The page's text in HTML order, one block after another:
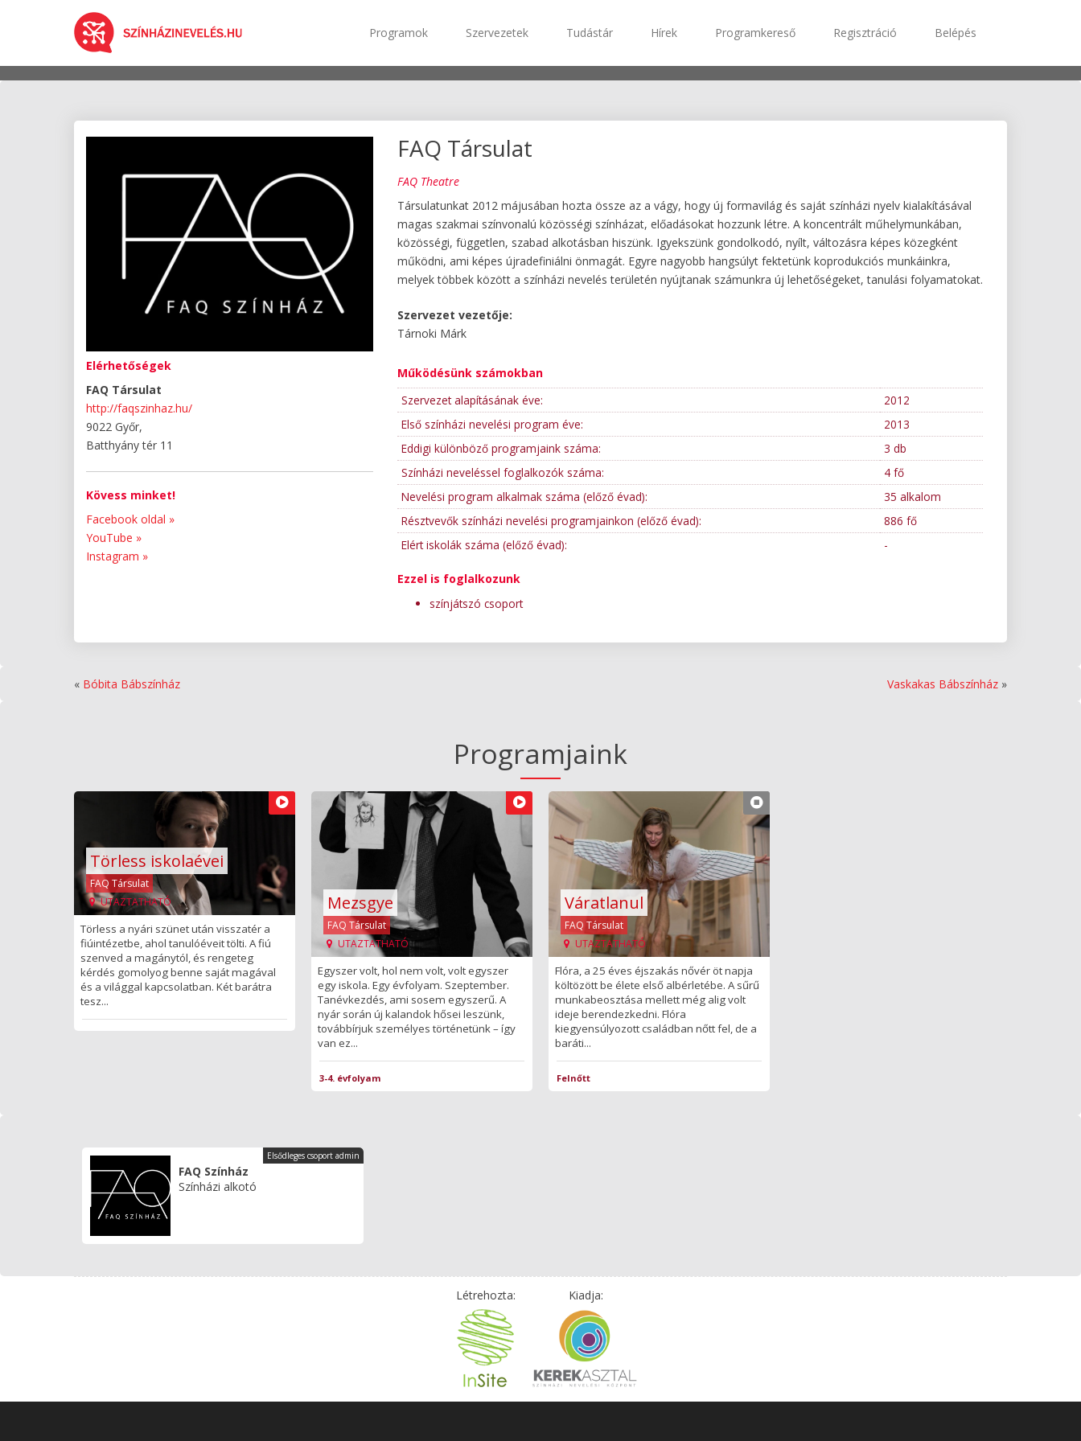
Programok Szervezetek Tudástár Hírek Programkereső Regisztráció Belépés
Elérhetőségek
FAQ Társulat
http://faqszinhaz.hu/
9022 Győr,
Batthyány tér 11
Kövess minket!
Facebook oldal »
YouTube »
Instagram »
FAQ Társulat
FAQ Theatre
Társulatunkat 2012 májusában hozta össze az a vágy, hogy új formavilág és saját színházi nyelv kialakításával
magas szakmai színvonalú közösségi színházat, előadásokat hozzunk létre. A koncentrált műhelymunkában,
közösségi, független, szabad alkotásban hiszünk. Igyekszünk gondolkodó, nyílt, változásra képes közegként
működni, ami képes újradefiniálni önmagát. Egyre nagyobb hangsúlyt fektetünk koprodukciós munkáinkra,
melyek többek között a színházi nevelés területén nyújtanak számunkra új lehetőségeket, tanulási folyamatokat.
Szervezet vezetője:
Tárnoki Márk
Működésünk számokban
Szervezet alapításának éve:
2012
Első színházi nevelési program éve:
2013
Eddigi különböző programjaink száma:
3 db
Színházi neveléssel foglalkozók száma:
4 fő
Nevelési program alkalmak száma (előző évad):
35 alkalom
Résztvevők színházi nevelési programjainkon (előző évad):
886 fő
Elért iskolák száma (előző évad):
-
Ezzel is foglalkozunk
színjátszó csoport
« Bóbita Bábszínház Vaskakas Bábszínház »
Programjaink
Törless iskolaévei
FAQ Társulat
UTAZTATHATÓ
Törless a nyári szünet után visszatér a
fiúintézetbe, ahol tanulóéveit tölti. A fiú
szenved a magánytól, és rengeteg
kérdés gomolyog benne saját magával
és a világgal kapcsolatban. Két barátra
tesz...
Mezsgye
FAQ Társulat
UTAZTATHATÓ
Egyszer volt, hol nem volt, volt egyszer
egy iskola. Egy évfolyam. Szeptember.
Tanévkezdés, ami sosem egyszerű. A
nyár során új kalandok hősei leszünk,
továbbírjuk személyes történetünk – így
van ez...
3-4. évfolyam
Váratlanul
FAQ Társulat
UTAZTATHATÓ
Flóra, a 25 éves éjszakás nővér öt napja
költözött be élete első albérletébe. A sűrű
munkabeosztása mellett még alig volt
ideje berendezkedni. Flóra
kiegyensúlyozott családban nőtt fel, de a
baráti...
Felnőtt
Elsődleges csoport admin
FAQ Színház
Színházi alkotó
Létrehozta: Kiadja: